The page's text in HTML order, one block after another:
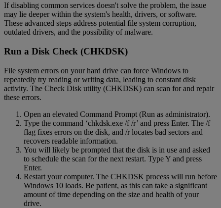
If disabling common services doesn't solve the problem, the issue
may lie deeper within the system's health, drivers, or software.
These advanced steps address potential file system corruption,
outdated drivers, and the possibility of malware.
Run a Disk Check (CHKDSK)
File system errors on your hard drive can force Windows to
repeatedly try reading or writing data, leading to constant disk
activity. The Check Disk utility (CHKDSK) can scan for and repair
these errors.
Open an elevated Command Prompt (Run as administrator).
Type the command ‘chkdsk.exe /f /r’ and press Enter. The /f
flag fixes errors on the disk, and /r locates bad sectors and
recovers readable information.
You will likely be prompted that the disk is in use and asked
to schedule the scan for the next restart. Type Y and press
Enter.
Restart your computer. The CHKDSK process will run before
Windows 10 loads. Be patient, as this can take a significant
amount of time depending on the size and health of your
drive.